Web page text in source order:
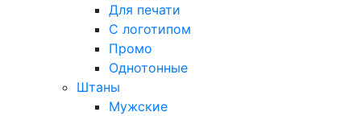
Для печати
С логотипом
Промо
Однотонные
Штаны
Мужские